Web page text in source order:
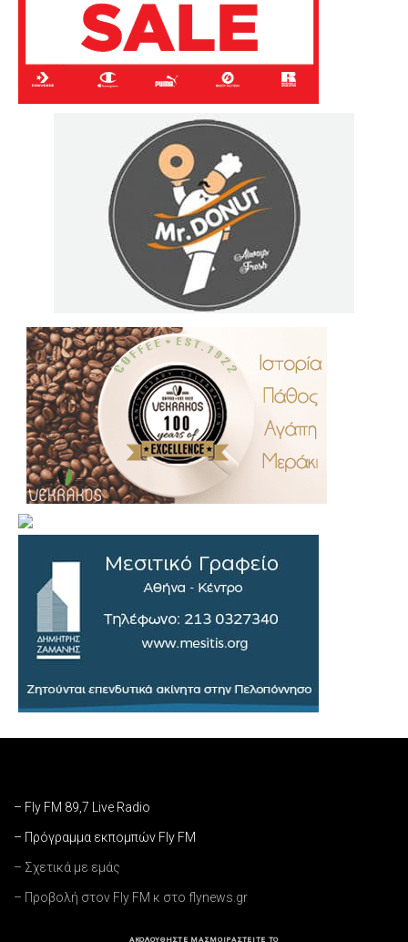
– Fly FM 89,7 Live Radio
– Πρόγραμμα εκπομπών Fly FM
– Σχετικά με εμάς
– Προβολή στον Fly FM κ στο flynews.gr
ΑΚΟΛΟΥΘΗΣΤΕ ΜΑΣΜΟΙΡΑΣΤΕΙΤΕ ΤΟ